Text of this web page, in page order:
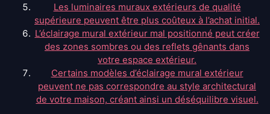
Les luminaires muraux extérieurs de qualité
supérieure peuvent être plus coûteux à l’achat initial.
L’éclairage mural extérieur mal positionné peut créer
des zones sombres ou des reflets gênants dans
votre espace extérieur.
Certains modèles d’éclairage mural extérieur
peuvent ne pas correspondre au style architectural
de votre maison, créant ainsi un déséquilibre visuel.